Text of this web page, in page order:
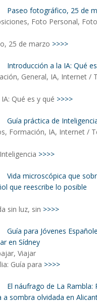
Paseo fotográfico, 25 de
Foto Personal,
25 de marzo >>>>
Introducción a la IA: Qué
General, IA, Internet /
Qué es y qué >>>>
Guía práctica de
Formación, IA, Internet /
>>>>
Vida microscópica que
que reescribe lo posible
sin luz, sin >>>>
Guía para Jóvenes
en Sídney
Viajar
Guía para >>>>
El náufrago de La Rambla:
a sombra olvidada en